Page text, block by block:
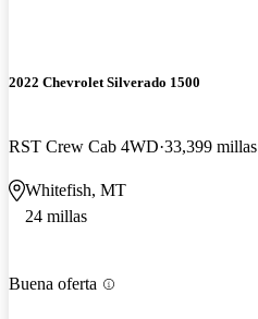
2022 Chevrolet Silverado 1500
RST Crew Cab 4WD 33,399 millas
Whitefish, MT
24 millas
Buena oferta